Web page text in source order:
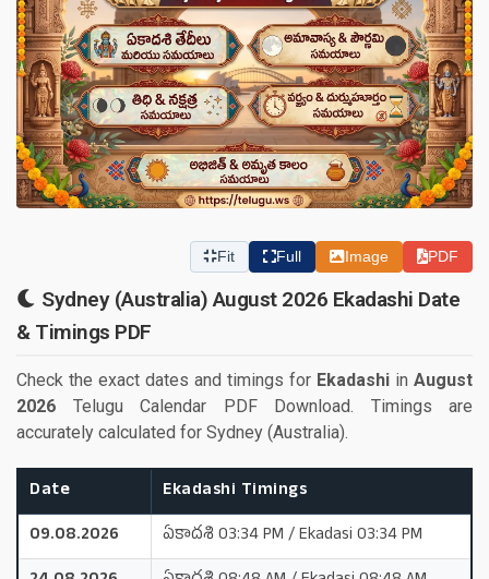
Fit Full Image PDF
Sydney (Australia) August 2026 Ekadashi Date
& Timings PDF
Check the exact dates and timings for Ekadashi in August
2026 Telugu Calendar PDF Download. Timings are
accurately calculated for Sydney (Australia).
Date
Ekadashi Timings
09.08.2026
ఏకాదశి 03:34 PM / Ekadasi 03:34 PM